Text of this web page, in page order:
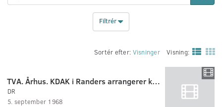
Filtrér
Sortér efter: Visninger Visning:
TVA. Århus. KDAK i Randers arrangerer køreprøve for bilister med Kørekort. Int. med pol..
DR
5. september 1968